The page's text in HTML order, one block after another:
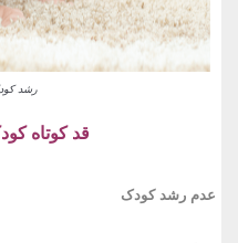
رشد
قد کوتاه
عدم رشد کودک